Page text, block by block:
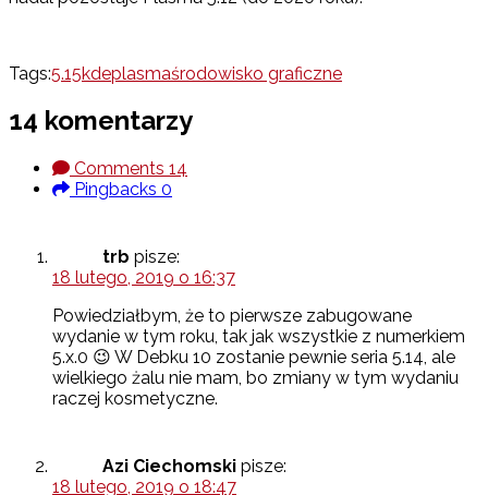
Tags:5.15kdeplasmaśrodowisko graficzne
14 komentarzy
Comments 14
Pingbacks 0
trb pisze:
18 lutego, 2019 o 16:37
Powiedziałbym, że to pierwsze zabugowane
wydanie w tym roku, tak jak wszystkie z numerkiem
5.x.0 😉 W Debku 10 zostanie pewnie seria 5.14, ale
wielkiego żalu nie mam, bo zmiany w tym wydaniu
raczej kosmetyczne.
Azi Ciechomski pisze:
18 lutego, 2019 o 18:47